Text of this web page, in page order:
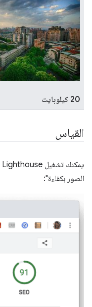
20 كيلوبايت
القياس
الصور بكفاءة":